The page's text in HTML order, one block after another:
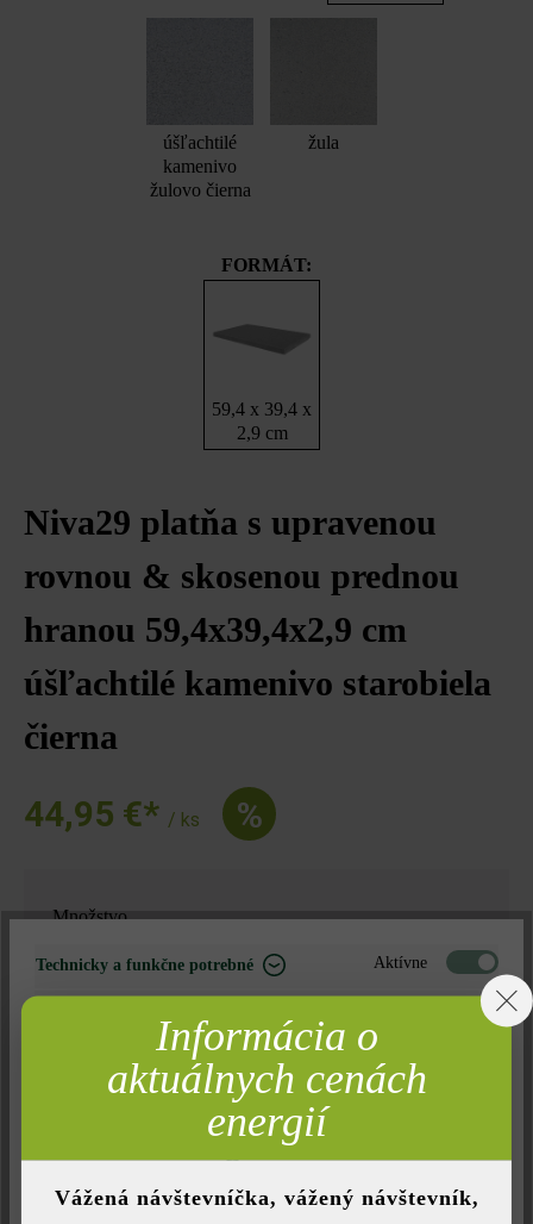
úšľachtilé
kamenivo
žulovo čierna
žula
FORMÁT:
59,4 x 39,4 x
2,9 cm
Niva29 platňa s upravenou
rovnou & skosenou prednou
hranou 59,4x39,4x2,9 cm
úšľachtilé kamenivo starobiela
čierna
44,95 €* / ks %
Množstvo
Množstvo
44,95 €*
Nájdite predajcu vo vašom okolí
Pridať do zoznamu želaní
Technicky a funkčne potrebné Aktívne
Neaktívne
Komfort (funkčnosť stránky)
Informácia o
aktuálnych cenách
energií
Vážená návštevníčka, vážený návštevník,